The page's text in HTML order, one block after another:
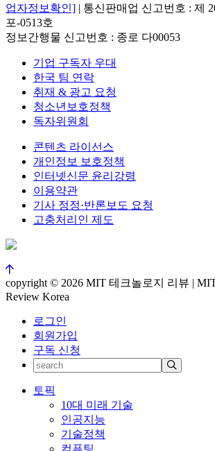
업자정보확인] | 통신판매업 신고번호 : 제
포-0513호
정보간행물 신고번호 : 종로 다00053
기업 구독자 우대
한국 팀 연락
취재 & 광고 요청
청소년보호정책
독자위원회
콘텐츠 라이선스
개인정보 보호정책
인터넷신문 윤리강령
이용약관
기사 정정·반론보도 요청
고충처리인 제도
copyright © 2026 MIT 테크놀로지 리뷰 |
Review Korea
로그인
회원가입
구독 신청
토픽
10대 미래 기술
인공지능
기술정책
컴퓨팅